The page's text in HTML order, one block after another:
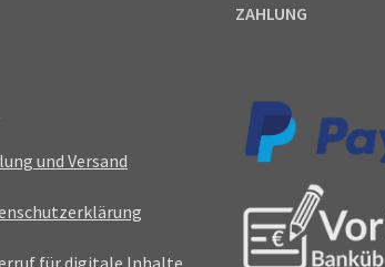
und Versand
ZAHLUNG